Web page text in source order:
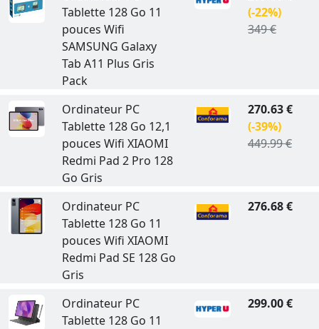
Tablette 128 Go 11
pouces Wifi
SAMSUNG Galaxy
Tab A11 Plus Gris
Pack
(-22%)
349 €
Ordinateur PC
Tablette 128 Go 12,1
pouces Wifi XIAOMI
Redmi Pad 2 Pro 128
Go Gris
270.63 €
(-39%)
449.99 €
Ordinateur PC
Tablette 128 Go 11
pouces Wifi XIAOMI
Redmi Pad SE 128 Go
Gris
276.68 €
Ordinateur PC
Tablette 128 Go 11
299.00 €